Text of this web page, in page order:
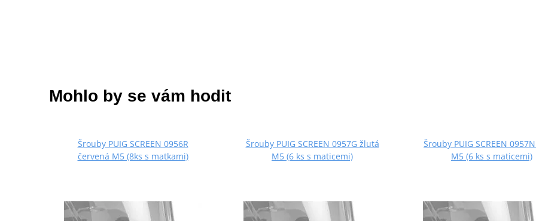
Mohlo by se vám hodit
Šrouby PUIG SCREEN 0956R
červená M5 (8ks s matkami)
Šrouby PUIG SCREEN 0957G žlutá
M5 (6 ks s maticemi)
Šrouby PUIG SCREEN
M5 (6 ks s maticemi)